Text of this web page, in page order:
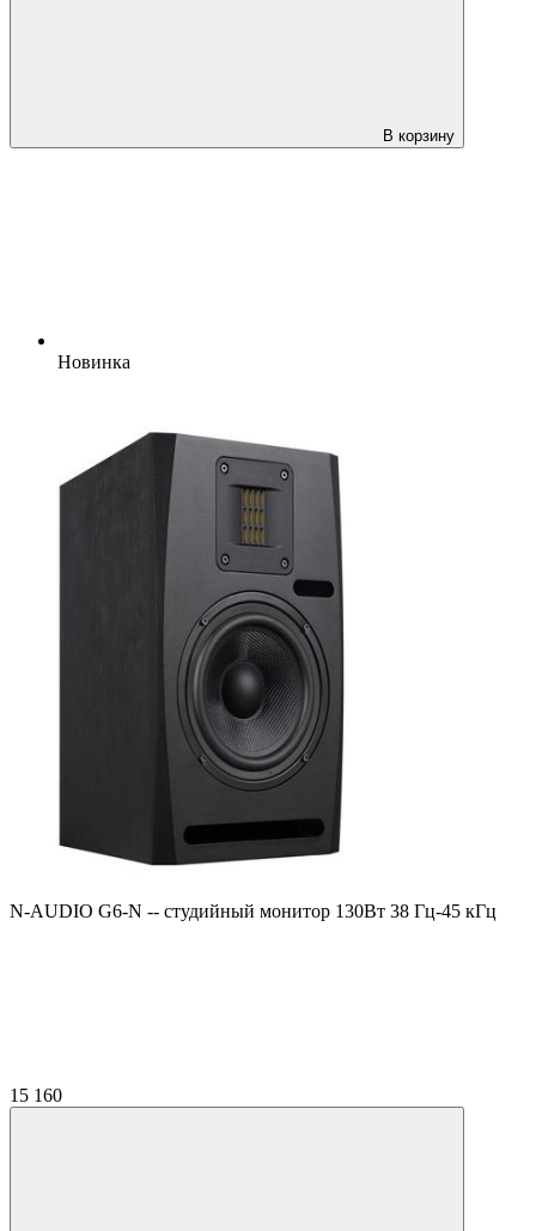
В корзину
Новинка
N-AUDIO G6-N -- студийный монитор 130Вт 38 Гц-45 кГц
15 160